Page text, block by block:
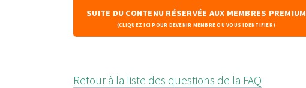
SUITE DU CONTENU RÉSERVÉE AUX MEMBRES PREMIUM
(CLIQUEZ ICI POUR DEVENIR MEMBRE OU VOUS IDENTIFIER)
Retour à la liste des questions de la FAQ